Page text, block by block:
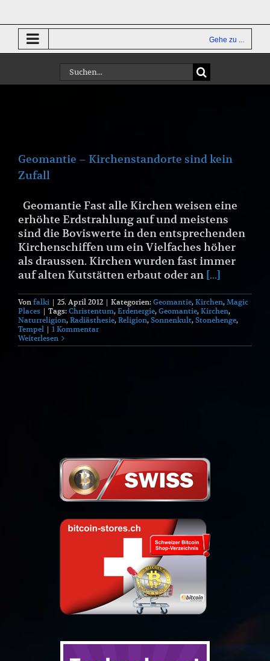
springen
Gehe zu ...
Suche
nach:
Geomantie – Kirchenstandorte sind kein
Zufall
Geomantie Fast alle Kirchen weisen eine
erhöhte Erdstrahlung auf und meistens
sind die Boviswerte in den entsprechenden
Kirchenschiffen um ein Vielfaches höher
als draussen. Kirchen wurden fast immer
auf alten Kutstätten erbaut oder an [...]
Von falki | 25. April 2012 | Kategorien: Geomantie, Kirchen, Magic
Places | Tags: Christentum, Erdenergie, Geomantie, Kirchen,
Naturreligion, Radiästhesie, Religion, Sonnenkult, Stonehenge,
Tempel | 1 Kommentar
Weiterlesen